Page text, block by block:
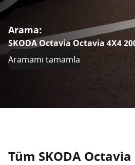
Arama:
SKODA Octavia Octavia 4X4
Aramamı tamamla
Tüm SKODA